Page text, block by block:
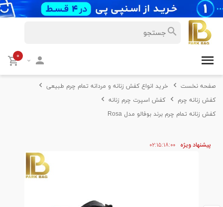
۰
صفحه نخست
خرید انواع کفش زنانه و مردانه تمام چرم طبیعی
کفش زنانه چرم
کفش اسپرت چرم زنانه
کفش زنانه تمام چرم برند بوفالو مدل Rosa
پیشنهاد ویژه ۰۲۱۵۱۸ ۰۰